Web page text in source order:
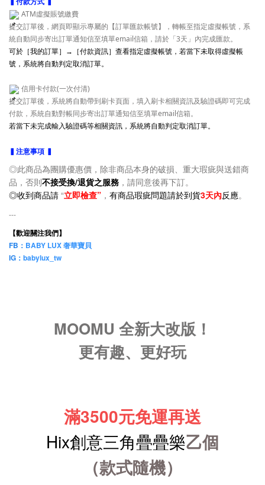
ATM虛擬賬號繳費
提交訂單後，網頁即顯示專屬的【訂單匯款帳號】，轉帳至指定虛擬帳號，系
統自動同步寄出訂單通知信至填單email信箱，請於「3天」內完成匯款。
可於［我的訂單］→［付款資訊］查看指定虛擬帳號，若當下未取得虛擬帳
號，系統將自動判定取消訂單。
信用卡付款(一次付清)
提交訂單後，系統將自動帶到刷卡頁面，填入刷卡相關資訊及驗證碼即可完成
付款，系統自動對帳同步寄出訂單通知信至填單email信箱。
若當下未完成輸入驗證碼等相關資訊，系統將自動判定取消訂單。
▍注意事項 ▍
◎此商品為團購優惠價，除非商品本身的破損、重大瑕疵與送錯商
品，否則不接受換/退貨之服務 ，請同意後再下訂。
◎收到商品請 “立即檢查” ， 有商品瑕疵問題請於到貨3天內反應。
---
【歡迎關注我們】
FB： BABY LUX 奢華寶貝
IG： babylux_tw
MOOMU 全新大改版！
更有趣、更好玩
滿3500元免運再送
Hix創意三角疊疊樂乙個
（款式隨機）